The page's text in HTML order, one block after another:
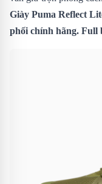
Giày Puma Reflect
phối chính hãng. Full